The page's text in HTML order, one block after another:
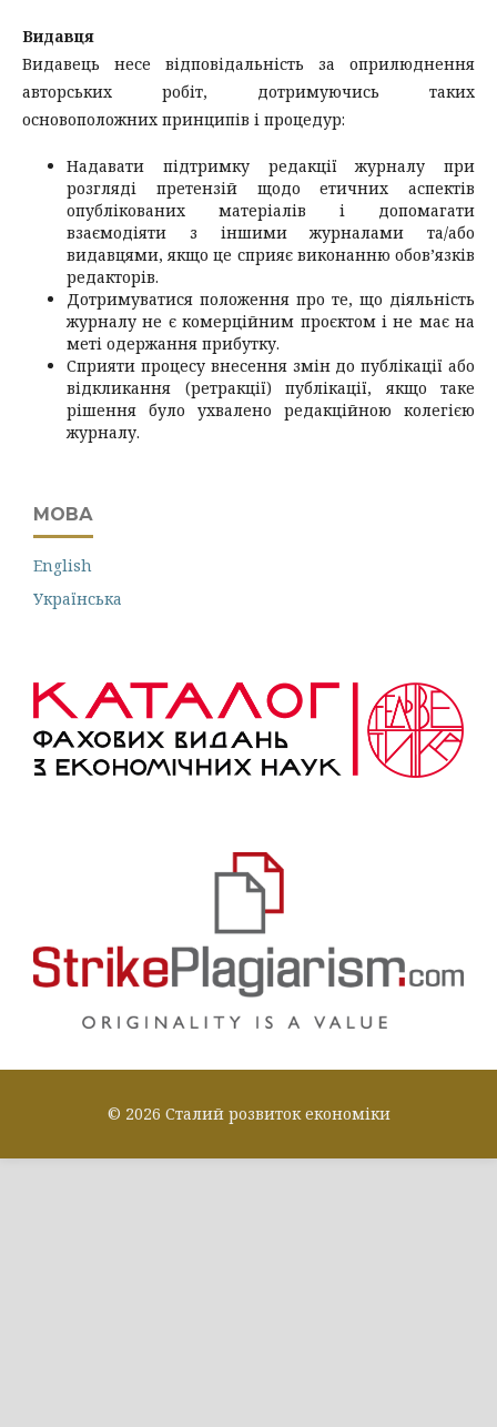
Видавця
Видавець несе відповідальність за оприлюднення
авторських робіт, дотримуючись таких
основоположних принципів і процедур:
Надавати підтримку редакції журналу при
розгляді претензій щодо етичних аспектів
опублікованих матеріалів і допомагати
взаємодіяти з іншими журналами та/або
видавцями, якщо це сприяє виконанню обов’язків
редакторів.
Дотримуватися положення про те, що діяльність
журналу не є комерційним проєктом і не має на
меті одержання прибутку.
Сприяти процесу внесення змін до публікації або
відкликання (ретракції) публікації, якщо таке
рішення було ухвалено редакційною колегією
журналу.
МОВА
English
Українська
© 2026 Сталий розвиток економіки